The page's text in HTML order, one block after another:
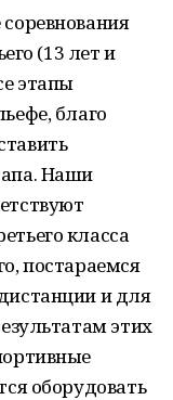
(13 лет и
этапы
благо
Наши
класса
постараемся
и для
этих
оборудовать